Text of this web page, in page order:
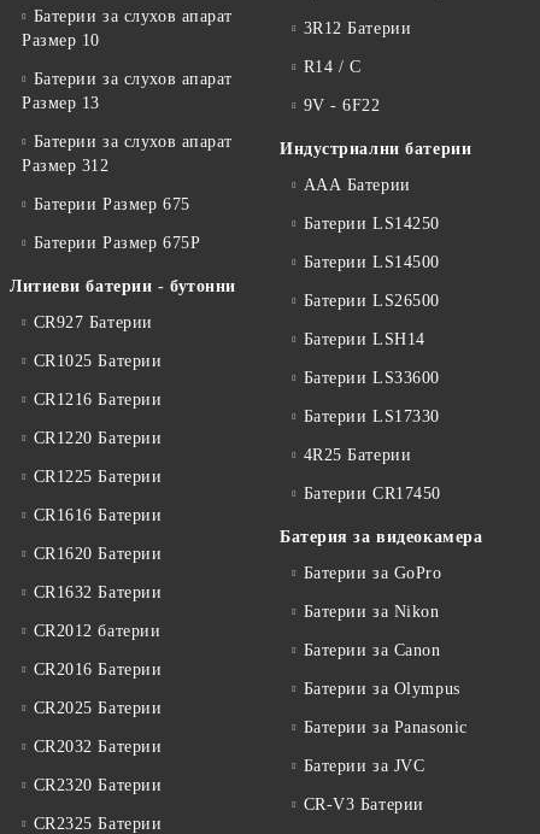
Батерии за слухов апарат
Размер 10
Батерии за слухов апарат
Размер 13
Батерии за слухов апарат
Размер 312
Батерии Размер 675
Батерии Размер 675P
Литиеви батерии - бутонни
CR927 Батерии
CR1025 Батерии
CR1216 Батерии
CR1220 Батерии
CR1225 Батерии
CR1616 Батерии
CR1620 Батерии
CR1632 Батерии
CR2012 батерии
CR2016 Батерии
CR2025 Батерии
CR2032 Батерии
CR2320 Батерии
CR2325 Батерии
3R12 Батерии
R14 / C
9V - 6F22
Индустриални батерии
ААА Батерии
Батерии LS14250
Батерии LS14500
Батерии LS26500
Батерии LSH14
Батерии LS33600
Батерии LS17330
4R25 Батерии
Батерии CR17450
Батерия за видеокамера
Батерии за GoPro
Батерии за Nikon
Батерии за Canon
Батерии за Olympus
Батерии за Panasonic
Батерии за JVC
CR-V3 Батерии